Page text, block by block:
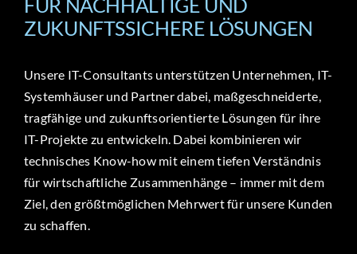
FÜR NACHHALTIGE UND
ZUKUNFTSSICHERE LÖSUNGEN
Unsere IT-Consultants unterstützen Unternehmen, IT-
Systemhäuser und Partner dabei, maßgeschneiderte,
tragfähige und zukunftsorientierte Lösungen für ihre
IT-Projekte zu entwickeln. Dabei kombinieren wir
technisches Know-how mit einem tiefen Verständnis
für wirtschaftliche Zusammenhänge – immer mit dem
Ziel, den größtmöglichen Mehrwert für unsere Kunden
zu schaffen.